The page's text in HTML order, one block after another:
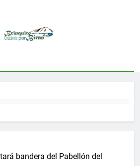
bandera del Pabellón del